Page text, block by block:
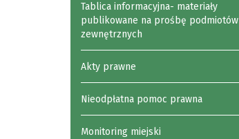
Tablica informacyjna- materiały
publikowane na prośbę podmiotów
zewnętrznych
Akty prawne
Nieodpłatna pomoc prawna
Monitoring miejski